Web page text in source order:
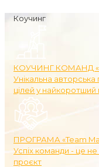
Коучинг
КОУЧИНГ КОМАНД
Унікальна авторська
цілей у найкоротший
ПРОГРАМА «Team
Успіх команди - це
проєкт